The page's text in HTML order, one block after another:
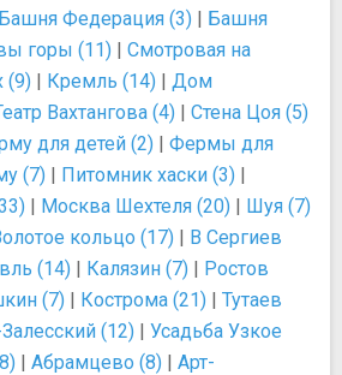
Башня Федерация (3) | Башня
горы (11) | Смотровая на
(9) | Кремль (14) | Дом
Вахтангова (4) | Стена Цоя (5)
для детей (2) | Фермы для
(7) | Питомник хаски (3) |
| Москва Шехтеля (20) | Шуя (7)
кольцо (17) | В Сергиев
(14) | Калязин (7) | Ростов
(7) | Кострома (21) | Тутаев
(12) | Усадьба Узкое
| Абрамцево (8) | Арт-